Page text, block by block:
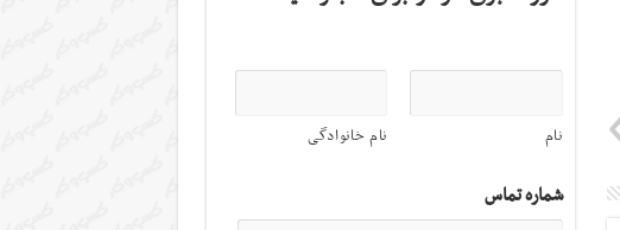
نام نام خانوادگی
شماره تماس